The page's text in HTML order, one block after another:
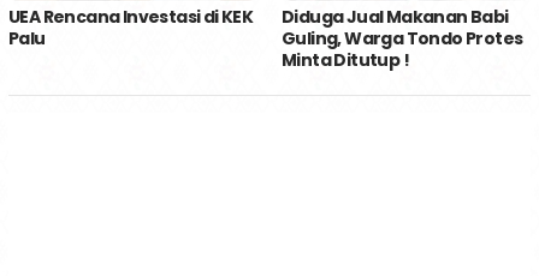
UEA Rencana Investasi di KEK
Palu
Diduga Jual Makanan Babi
Guling, Warga Tondo Protes
Minta Ditutup !